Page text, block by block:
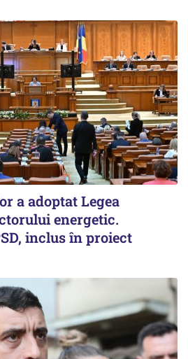
a adoptat Legea
energetic.
inclus în proiect